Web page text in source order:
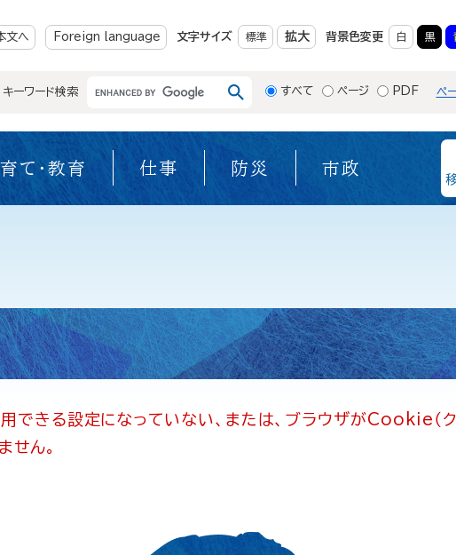
文へ Foreign language 文字サイズ 標準 拡大 背景色変更 白 黒
キーワード検索 すべて ページ PDF ペ
て・教育 仕事 防災 市政
できる設定になっていない、または、ブラウザがCookie（ク
せん。